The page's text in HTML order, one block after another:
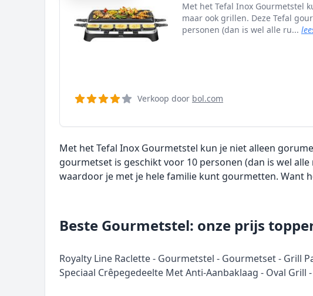
Prijsniveaus
Met het Tefal Inox Gourmetstel
maar ook grillen. Deze Tefal
personen (dan is wel alle ru...
Verkoop door bol.com
Met het Tefal Inox Gourmetstel kun je niet alleen
gourmetset is geschikt voor 10 personen (dan is wel
waardoor je met je hele familie kunt gourmetten. Want
Beste Gourmetstel: onze prijs
Royalty Line Raclette - Gourmetstel - Gourmetset - Grill
Speciaal Crêpegedeelte Met Anti-Aanbaklaag - Oval